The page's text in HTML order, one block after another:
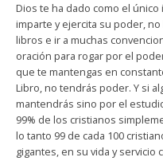
Dios te ha dado como el
imparte y ejercita su poder,
libros e ir a muchas
oración para rogar por el
que te mantengas en
Libro, no tendrás poder. Y si
mantendrás sino por el
99% de los cristianos
lo tanto 99 de cada 100
gigantes, en su vida y servicio